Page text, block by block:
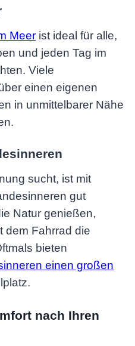
Meer ist ideal für alle,
und jeden Tag im
Viele
einen eigenen
in unmittelbarer Nähe
sucht, ist mit
gut
Natur genießen,
dem Fahrrad die
bieten
einen großen
nach Ihren